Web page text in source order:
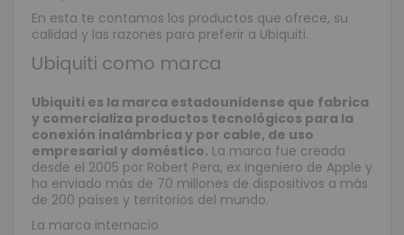
En esta te contamos los productos que ofrece, su
calidad y las razones para preferir a Ubiquiti.
Ubiquiti como marca
Ubiquiti es la marca estadounidense que fabrica
y comercializa productos tecnológicos para la
conexión inalámbrica y por cable, de uso
empresarial y doméstico. La marca fue creada
desde el 2005 por Robert Pera, ex ingeniero de Apple y
ha enviado más de 70 millones de dispositivos a más
de 200 países y territorios del mundo.
La marca internacio